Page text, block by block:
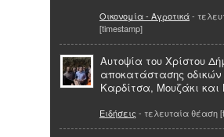
Οικονομία - Αγροτικά-
[timestamp]
Αυτοψία του Χρίστου
αποκατάστασης
Καρδίτσα, Μουζάκι και
Ειδήσεις - τελευταία θέαση